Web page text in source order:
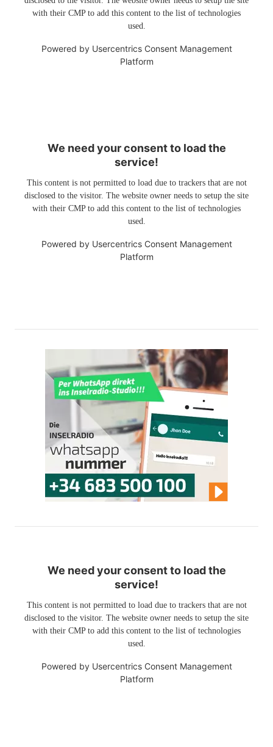
with their CMP to add this content to the list of technologies
used.
Powered by Usercentrics Consent Management
Platform
We need your consent to load the
service!
This content is not permitted to load due to trackers that are not
disclosed to the visitor. The website owner needs to setup the site
with their CMP to add this content to the list of technologies
used.
Powered by Usercentrics Consent Management
Platform
We need your consent to load the
service!
This content is not permitted to load due to trackers that are not
disclosed to the visitor. The website owner needs to setup the site
with their CMP to add this content to the list of technologies
used.
Powered by Usercentrics Consent Management
Platform